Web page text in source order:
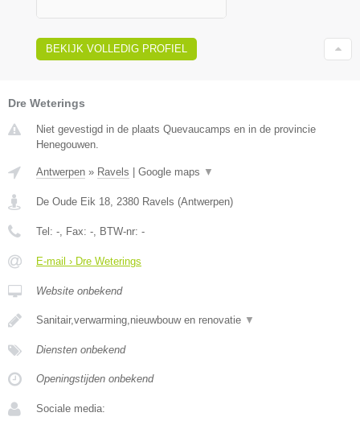
BEKIJK VOLLEDIG PROFIEL
Dre Weterings
Niet gevestigd in de plaats Quevaucamps en in de provincie
Henegouwen.
Antwerpen » Ravels Google maps ▼
De Oude Eik 18, 2380 Ravels (Antwerpen)
Tel: -, Fax: -, BTW-nr: -
E-mail › Dre Weterings
Website onbekend
Sanitair,verwarming,nieuwbouw en renovatie ▼
Diensten onbekend
Openingstijden onbekend
Sociale media: